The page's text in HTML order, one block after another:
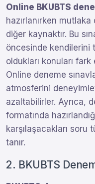
Online BKUBTS
hazırlanırken
diğer kaynaktır. Bu
öncesinde kendilerini
oldukları konuları
Online deneme
atmosferini
azaltabilirler. Ayrıca,
formatında
karşılaşacakları soru
tanır.
2. BKUBTS